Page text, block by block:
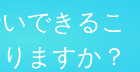
できるこ
ますか？